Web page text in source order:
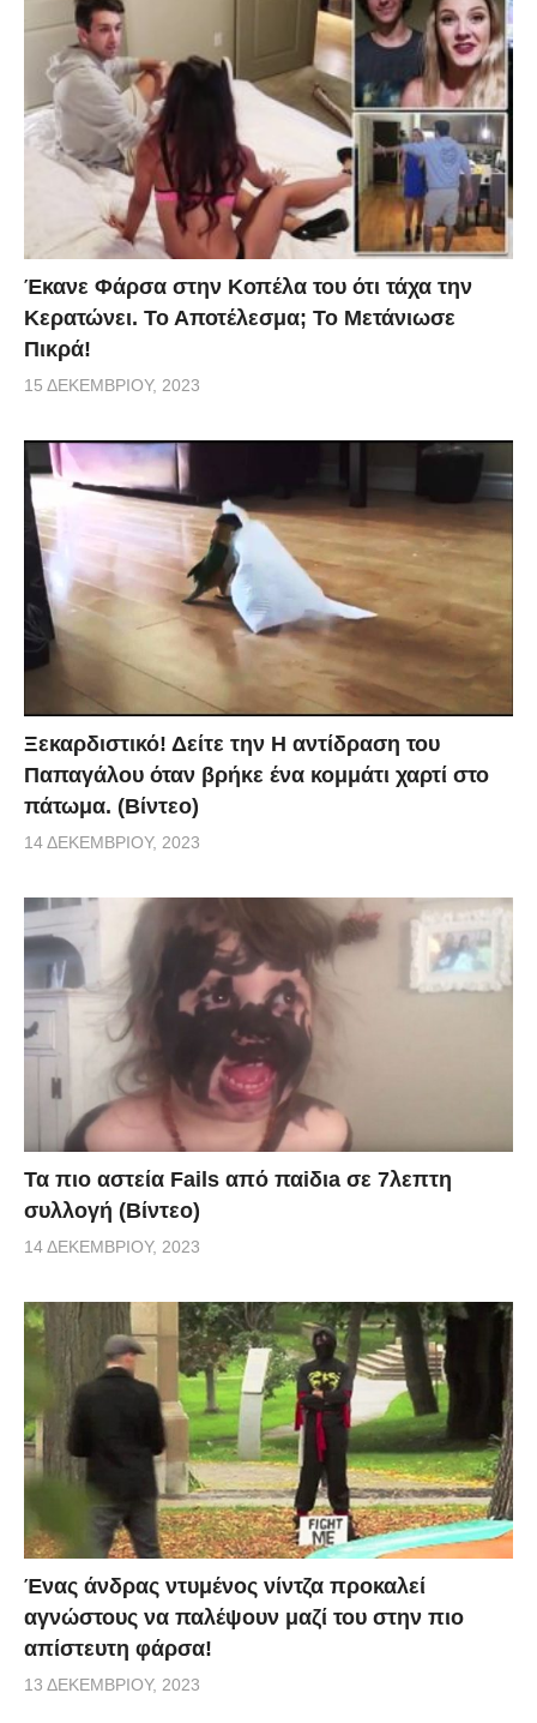
Έκανε Φάρσα στην Κοπέλα του ότι τάχα την
Κερατώνει. Το Αποτέλεσμα; Το Μετάνιωσε
Πικρά!
15 ΔΕΚΕΜΒΡΊΟΥ, 2023
Ξεκαρδιστικό! Δείτε την Η αντίδραση του
Παπαγάλου όταν βρήκε ένα κομμάτι χαρτί στο
πάτωμα. (Βίντεο)
14 ΔΕΚΕΜΒΡΊΟΥ, 2023
Τα πιο αστεία Fails από παiδιa σε 7λεπτη
συλλογή (Βίντεο)
14 ΔΕΚΕΜΒΡΊΟΥ, 2023
Ένας άνδρας ντυμένος νίντζα προκαλεί
αγνώστους να παλέψουν μαζί του στην πιο
απίστευτη φάρσα!
13 ΔΕΚΕΜΒΡΊΟΥ, 2023